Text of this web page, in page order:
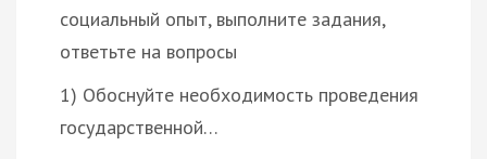
социальный опыт, выполните задания,
ответьте на вопросы
1) Обоснуйте необходимость проведения
государственной…